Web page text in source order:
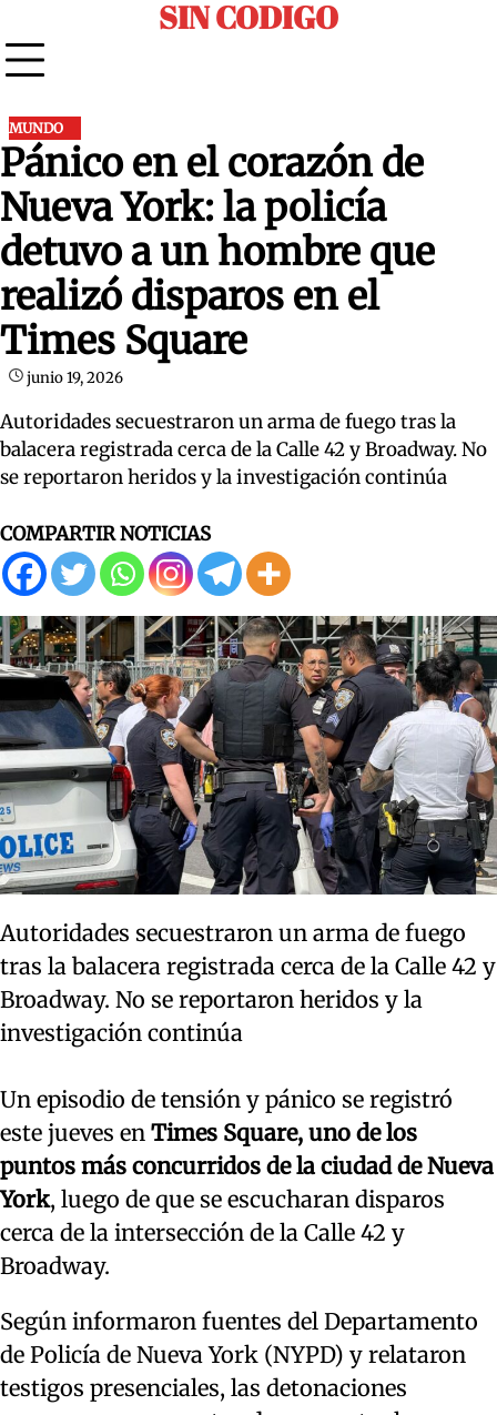
to
content
SIN CODIGO
MUNDO
Pánico en el corazón de
Nueva York: la policía
detuvo a un hombre que
realizó disparos en el
Times Square
junio 19, 2026
Autoridades secuestraron un arma de fuego tras la
balacera registrada cerca de la Calle 42 y Broadway. No
se reportaron heridos y la investigación continúa
COMPARTIR NOTICIAS
Autoridades secuestraron un arma de fuego
tras la balacera registrada cerca de la Calle 42 y
Broadway. No se reportaron heridos y la
investigación continúa
Un episodio de tensión y pánico se registró
este jueves en Times Square, uno de los
puntos más concurridos de la ciudad de Nueva
York, luego de que se escucharan disparos
cerca de la intersección de la Calle 42 y
Broadway.
Según informaron fuentes del Departamento
de Policía de Nueva York (NYPD) y relataron
testigos presenciales, las detonaciones